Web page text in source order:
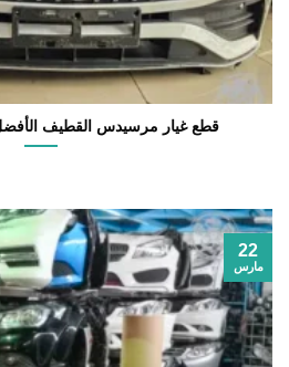
قطع غيار مرسيدس القطيف الأفضل
22
مارس